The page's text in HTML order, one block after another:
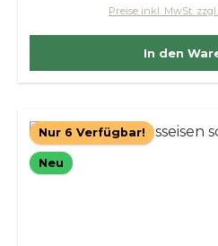
Preise inkl. MwSt.
In den
Nur 6 Verfügbar!
Neu